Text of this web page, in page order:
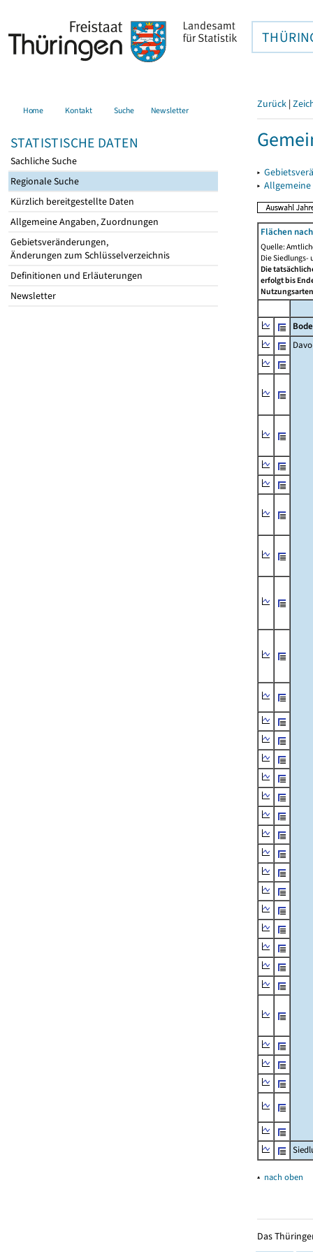
Home Kontakt Suche Newsletter
STATISTISCHE DATEN
Sachliche Suche
Regionale Suche
Kürzlich bereitgestellte Daten
Allgemeine Angaben, Zuordnungen
Gebietsveränderungen,
Änderungen zum Schlüsselverzeichnis
Definitionen und Erläuterungen
Newsletter
Zurück |
▸
▸
Flächen
Quelle:
Die Siedlungs-
Die
erfolgt bis
▴ nach oben
Das